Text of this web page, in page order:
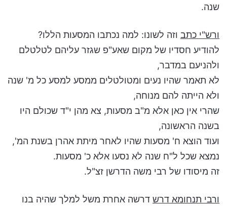
שנה.
ורש"י כתב וזה לשונו: למה נכתבו המסעות הללו?
להודיע חסדיו של מקום שאע"פ שגזר עליהם לטלטלם
ולהניעם במדבר,
לא תאמר שהיו נעים ומטולטלים ממסע למסע כל מ' שנה
ולא הייתה להם מנוחה,
שהרי אין כאן אלא מ"ב מסעות, צא מהן י"ד שכולם היו
בשנה הראשונה,
ועוד הוצא ח' מסעות שהיו לאחר מיתת אהרן בשנת המ',
נמצא שכל ל"ח שנה לא נסעו אלא כ' מסעות.
זה מיסודו של רבי משה הדרשן זצ"ל.
ורבי תנחומא דרש דרשה אחרת משל למלך שהיה בנו